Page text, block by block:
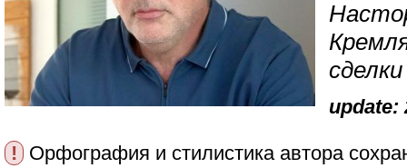
update:
! Орфография и стилистика автора